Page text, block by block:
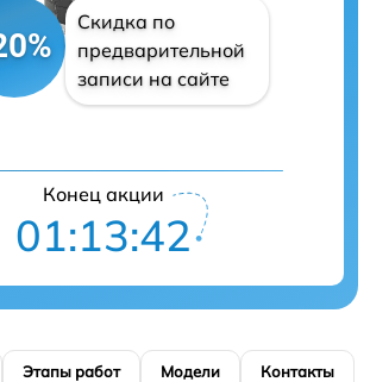
Скидка по
предварительной
записи на сайте
Конец акции
01:13:41
Этапы работ Модели Контакты